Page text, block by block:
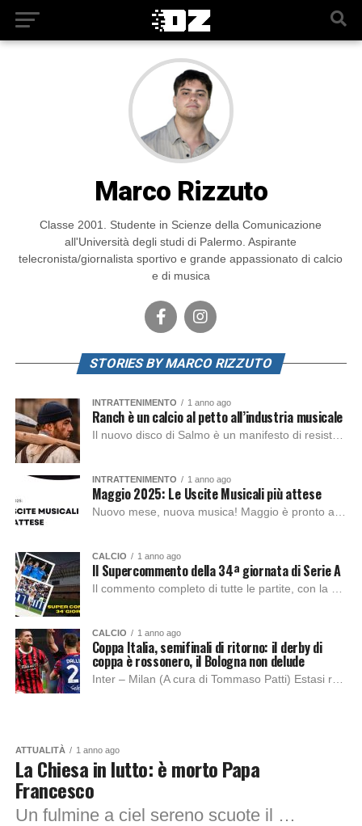
Marco Rizzuto
Classe 2001. Studente in Scienze della Comunicazione
all'Università degli studi di Palermo. Aspirante
telecronista/giornalista sportivo e grande appassionato di calcio
e di musica
STORIES BY MARCO RIZZUTO
INTRATTENIMENTO 1 anno ago
Ranch è un calcio al petto all’industria musicale
Il nuovo disco di Salmo è un manifesto di resistenza: niente numeri, solo musica, verità e contenuto. Quanto può essere liberatorio un disco? Nel caso di...
INTRATTENIMENTO 1 anno ago
Maggio 2025: Le Uscite Musicali più attese
CALCIO 1 anno ago
Il Supercommento della 34ª giornata di Serie A
CALCIO 1 anno ago
Coppa Italia, semifinali di ritorno: il derby di
coppa è rossonero, il Bologna non delude
Inter – Milan (A cura di Tommaso Patti) Estasi rossonera. La doppietta di Jovic e la rete di Reijnders eliminano l’Inter La prima delle due sfide...
ATTUALITÀ 1 anno ago
La Chiesa in lutto: è morto Papa
Francesco
Un fulmine a ciel sereno scuote il Vaticano e l’intera comunità cattolica mondiale: Papa Francesco è morto. L’annuncio ufficiale è arrivato nella prima mattinata di oggi,...